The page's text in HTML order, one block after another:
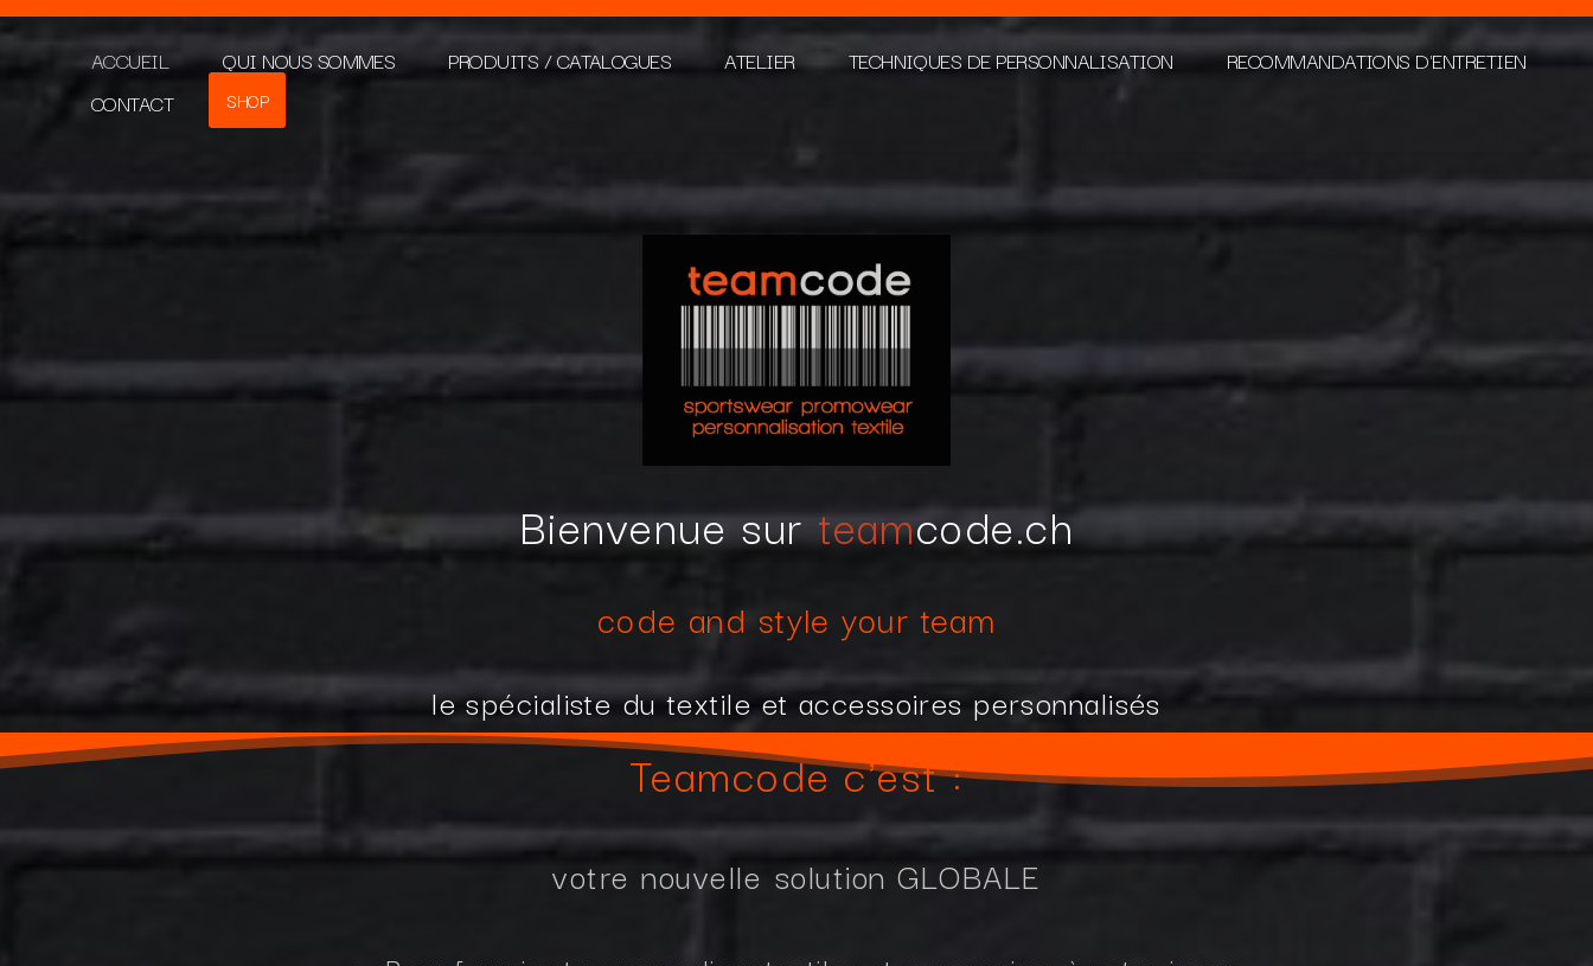
ACCUEIL QUI NOUS SOMMES PRODUITS / CATALOGUES ATELIER TECHNIQUES DE PERSONNALISATION
RECOMMANDATIONS D'ENTRETIEN
CONTACT
SHOP
Bienvenue surteamcode.ch
code and style your team
le spécialiste du textile et accessoires personnalisés
Teamcode c'est :
votre nouvelle solution GLOBALE